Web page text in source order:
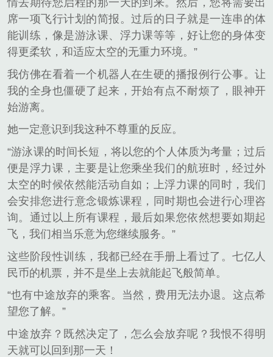
情去期待您启程的那一天的到来。然后，您将需要出
席一项飞行计划的简报。过后的日子就是一连串的体
能训练，像是游泳课、浮力课等等，好让您的身体变
得更柔软，和适应太空的无重力环境。”
我仿佛在看着一个机器人在生硬的播报例行公事。让
我的全身也僵硬了起来，开始有点不耐烦了，眼神开
始游离。
她一定意识到我这种不尊重的反应。
“游泳课的时间长短，将以您的个人体质为考量；过后
便是浮力课，主要是让您乘坐我们的航班时，经过外
太空的时候依然能活动自如；上浮力课的同时，我们
会安排您进行意念锻炼课程，同时期也会进行心理咨
询。通过以上所有课程，最后如果您依然想要如期起
飞，我们相当乐意为您继续服务。”
这些阶段性训练，我都已经在手册上看过了。七亿人
民币的机票，并不是坐上去就能起飞般简单。
“也有中途放弃的乘客。当然，费用无法办退。这点希
望您了解。”
中途放弃？既然决定了，怎么会放弃呢？我恨不得明
天就可以回到那一天！